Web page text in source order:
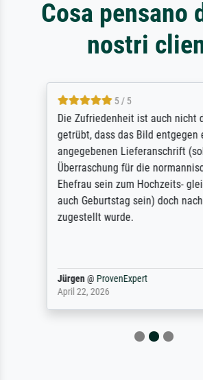
Cosa pensano
nostri
5 / 5
Die Zufriedenheit ist auch nicht
getrübt, dass das Bild entgegen
angegebenen Lieferanschrift
Überraschung für die
Ehefrau sein zum Hochzeits-
auch Geburtstag sein) doch
zugestellt wurde.
Jürgen@ ProvenExpert
April 22, 2026